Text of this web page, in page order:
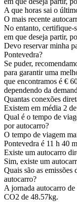
A que horas sai o
O mais recente
No entanto, certifique-
em que deseja partir,
Devo reservar minha
Pontevedra?
Se puder,
para garantir uma
que encontramos é €
dependendo da
Quantas conexões
Existem em média 2
Qual é o tempo de
por autocarro?
O tempo de viagem
Pontevedra é 11 h 40
Existe um autocarro
Sim, existe um
Quais são as
autocarro?
A jornada autocarro de
CO2 de 48.57kg.